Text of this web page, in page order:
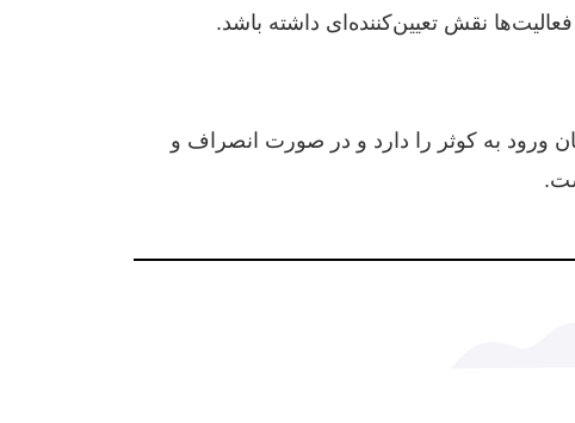
نقش تعیین‌کننده‌ای داشته باشد.
ورود به کوثر را دارد و در صورت انصراف و